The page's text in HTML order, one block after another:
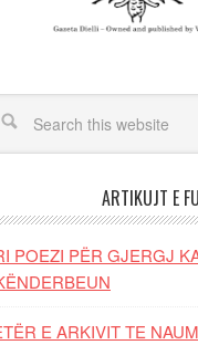
ARTIKUJT E
POEZI PËR GJERGJ
E ARKIVIT TE